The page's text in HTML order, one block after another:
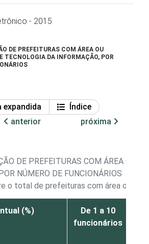
- 2015
DE PREFEITURAS COM ÁREA OU
TECNOLOGIA DA INFORMAÇÃO, POR
expandida
Índice
anterior
próxima
DE PREFEITURAS COM ÁREA OU
NÚMERO DE FUNCIONÁRIOS
o total de prefeituras com área ou
(%)
De 1 a 10
funcionários